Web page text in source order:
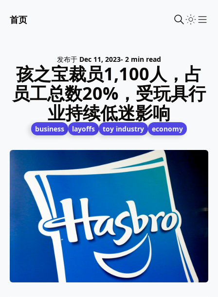
首页
发布于 Dec 11, 2023- 2 min read
孩之宝裁员1,100人，占
员工总数20%，受玩具行
业持续低迷影响
business layoffs toy industry economy